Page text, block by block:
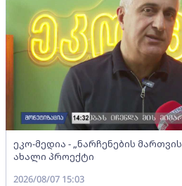
ეკო-მედია - „ნარჩენების
ახალი პროექტი
2026/08/07 15:03